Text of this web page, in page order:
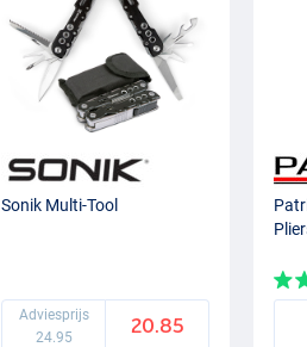
Sonik Multi-Tool
Adviesprijs
24.95
20.85